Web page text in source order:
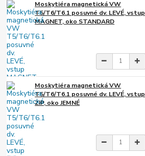
Moskytiéra magnetická VW
T5/T6/T6.1 posuvné dv. LEVÉ, vstup
MAGNET, oko STANDARD
Moskytiéra magnetická VW
T5/T6/T6.1 posuvné dv. LEVÉ, vstup
ZIP, oko JEMNÉ